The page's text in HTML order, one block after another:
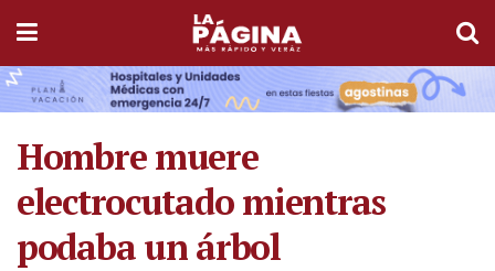
Hombre muere
electrocutado mientras
podaba un árbol